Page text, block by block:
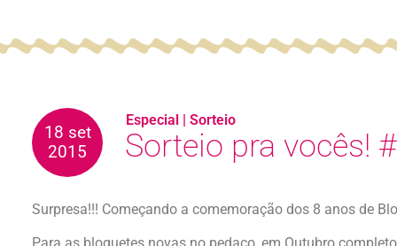
18 set
2015
Especial | Sorteio
Sorteio pra vocês!
Surpresa!!! Começando a comemoração dos 8 anos de